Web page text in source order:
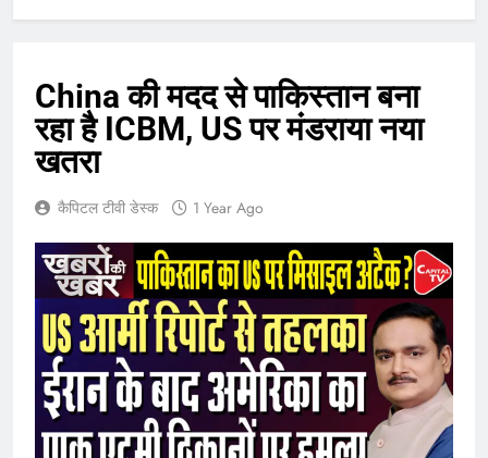
China की मदद से पाकिस्तान बना
रहा है ICBM, US पर मंडराया नया
खतरा
कैपिटल टीवी डेस्क 1 Year Ago